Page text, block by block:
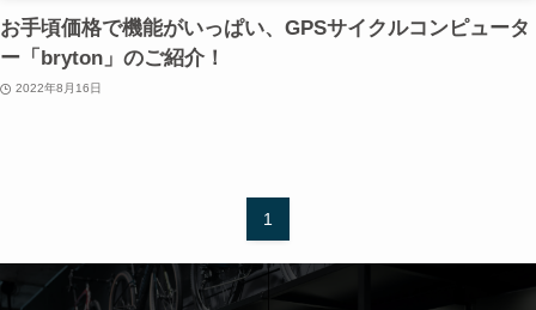
お手頃価格で機能がいっぱい、GPSサイクルコンピュータ
ー「bryton」のご紹介！
2022年8月16日
1